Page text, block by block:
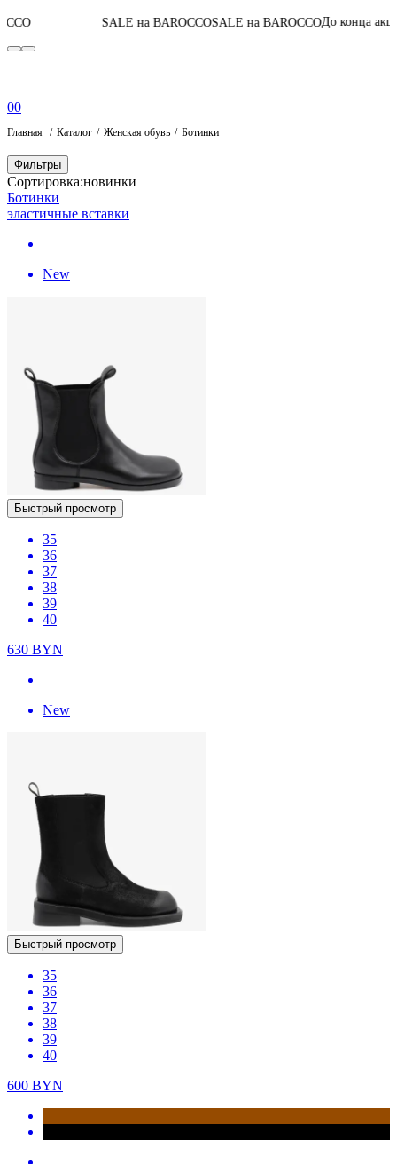
SALE на BAROCCOSALE на BAROCCOДо конца акции06:06:
00
Главная Каталог Женская обувь Ботинки
Фильтры
Сортировка:новинки
Ботинки
эластичные вставки
New
Быстрый просмотр
35
36
37
38
39
40
630 BYN
New
Быстрый просмотр
35
36
37
38
39
40
600 BYN